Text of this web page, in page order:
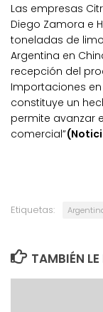
Las empresas
Diego Zamora e
toneladas de
Argentina en
recepción del
Importaciones
constituye un
permite avanzar
comercial”
Etiquetas:
TAMBIÉN LE